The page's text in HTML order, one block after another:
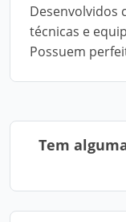
Desenvolvidos
técnicas e
Possuem
Tem